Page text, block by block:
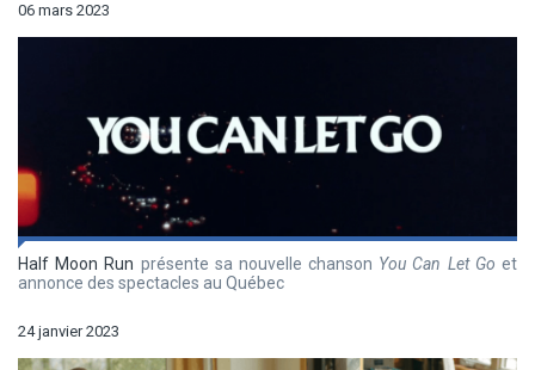
06 mars 2023
Half Moon Run présente sa nouvelle chanson You Can Let Go et
annonce des spectacles au Québec
24 janvier 2023